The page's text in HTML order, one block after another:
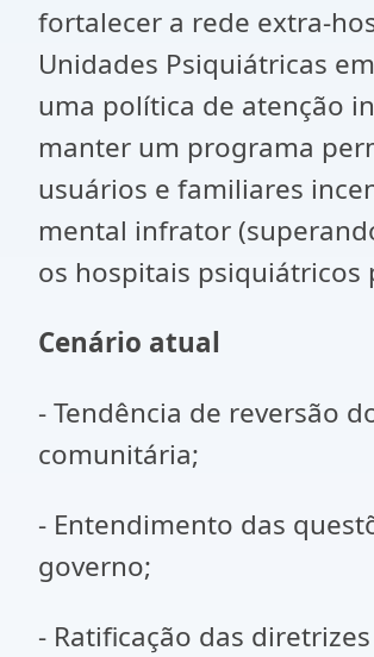
fortalecer a rede extra-
Unidades Psiquiátricas
uma política de atenção
manter um programa
usuários e familiares
mental infrator
os hospitais psiquiátricos
Cenário atual
- Tendência de reversão
comunitária;
- Entendimento das
governo;
- Ratificação das